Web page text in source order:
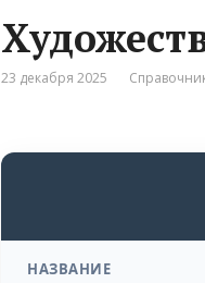
23 декабря 2025
НАЗВАНИЕ